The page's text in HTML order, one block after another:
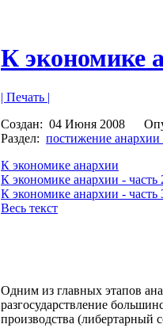
К экономике
| Печать |
Создан: 04 Июня 2008
Раздел: постижение анархии
К экономике анархии
К экономике анархии - часть
К экономике анархии - часть
Весь текст
Одним из главных этапов
разгосударствление
производства (либертарный